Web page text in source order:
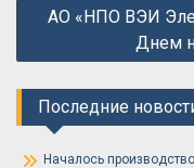
АО «НПО ВЭИ
Днем
Последние
Началось